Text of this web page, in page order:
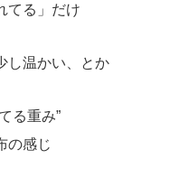
てる」だけ
し温かい、とか
る重み”
の感じ